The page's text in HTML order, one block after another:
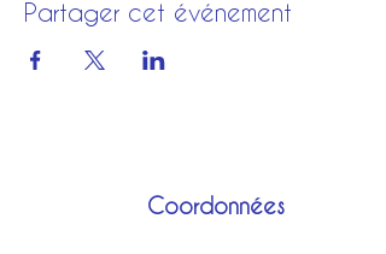
Partager cet événement
Coordonnées